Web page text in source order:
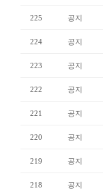
225 공지
224 공지
223 공지
222 공지
221 공지
220 공지
219 공지
218 공지